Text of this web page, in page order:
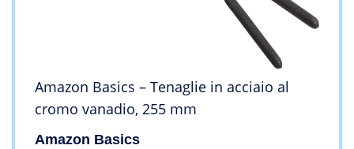
Amazon Basics – Tenaglie in acciaio al
cromo vanadio, 255 mm
Amazon Basics